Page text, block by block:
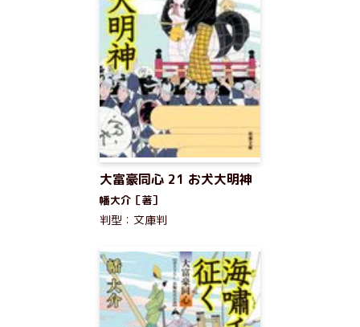
大富豪同心 21 お犬大明神
幡大介［著］
判型：文庫判